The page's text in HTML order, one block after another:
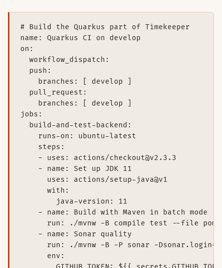
# Build the Quarkus part of Timekeeper
name: Quarkus CI on develop
on:
  workflow_dispatch:
  push:
    branches: [ develop ]
  pull_request:
    branches: [ develop ]
jobs:
  build-and-test-backend:
    runs-on: ubuntu-latest
    steps:
    - uses: actions/checkout@v2.3.3
    - name: Set up JDK 11
      uses: actions/setup-java@v1
      with:
        java-version: 11
    - name: Build with Maven in batch mode
run: ./mvnw -B compile test --file
    - name: Sonar quality
run: ./mvnw -B -P sonar -
      env: